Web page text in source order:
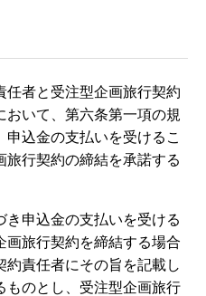
者と受注型企画旅行契約
おいて、第六条第一項の規
申込金の支払いを受けるこ
旅行契約の締結を承諾する
申込金の支払いを受ける
画旅行契約を締結する場合
約責任者にその旨を記載し
ものとし、受注型企画旅行